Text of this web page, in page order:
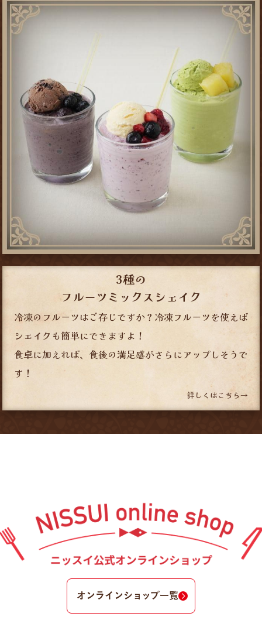
3種の
フルーツミックスシェイク
冷凍のフルーツはご存じですか？冷凍フルーツを使えば
シェイクも簡単にできますよ！
食卓に加えれば、食後の満足感がさらにアップしそうで
す！
詳しくはこちら→
オンラインショップ一覧